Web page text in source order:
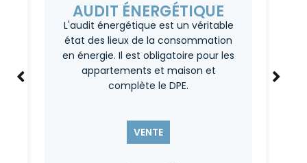
AUDIT ÉNERGÉTIQUE
L'audit énergétique est un véritable
état des lieux de la consommation
en énergie. Il est obligatoire pour les
appartements et maison et
complète le DPE.
VENTE